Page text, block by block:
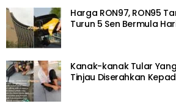
Harga RON97, RON95
Turun 5 Sen Bermula
Kanak-kanak Tular
Tinjau Diserahkan